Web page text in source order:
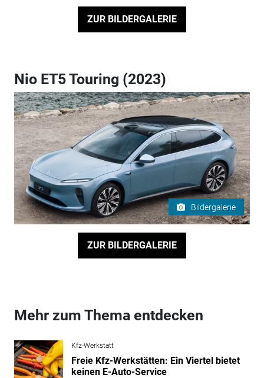
ZUR BILDERGALERIE
Nio ET5 Touring (2023)
Bildergalerie
ZUR BILDERGALERIE
Mehr zum Thema entdecken
Kfz-Werkstatt
Freie Kfz-Werkstätten: Ein Viertel bietet
keinen E-Auto-Service